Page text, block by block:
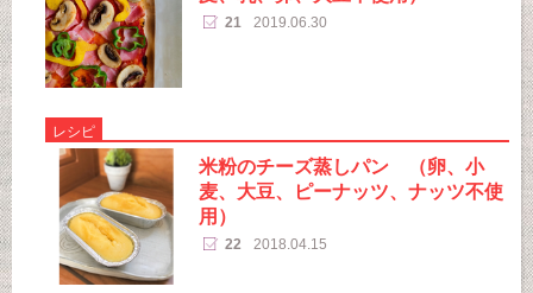
21 2019.06.30
レシピ
米粉のチーズ蒸しパン （卵、小
麦、大豆、ピーナッツ、ナッツ不使
用）
22 2018.04.15